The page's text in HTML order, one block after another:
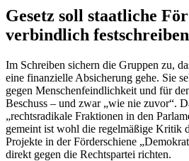
Gesetz soll staatliche
verbindlich festschreiben
Im Schreiben sichern die Gruppen zu,
eine finanzielle Absicherung gehe. Sie
gegen Menschenfeindlichkeit und für
Beschuss – und zwar „wie nie zuvor“.
„rechtsradikale Fraktionen in den
gemeint ist wohl die regelmäßige Kritik
Projekte in der Förderschiene
direkt gegen die Rechtspartei richten.